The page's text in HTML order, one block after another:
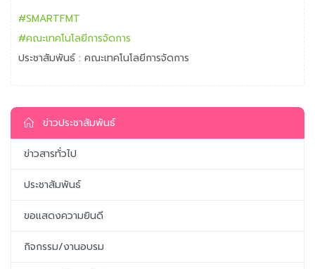
#SMARTFMT
#คณะเทคโนโลยีการจัดการ
ประชาสัมพันธ์ : คณะเทคโนโลยีการจัดการ
ข่าวประชาสัมพันธ์
ข่าวสารทั่วไป
ประชาสัมพันธ์
ขอแสดงความยินดี
กิจกรรม/งานอบรม